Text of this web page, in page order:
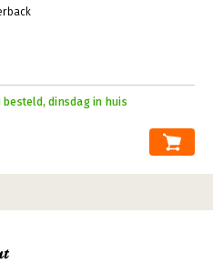
dinsdag in huis